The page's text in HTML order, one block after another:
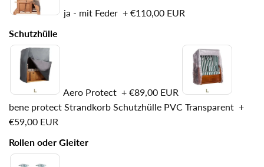
ja - mit Feder + €110,00 EUR
Schutzhülle
Aero Protect + €89,00 EUR
bene protect Strandkorb Schutzhülle PVC Transparent +
€59,00 EUR
Rollen oder Gleiter